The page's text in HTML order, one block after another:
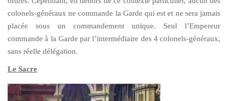
colonels-généraux ne commande la Garde qui est et ne sera jamais
placée sous un commandement unique. Seul l’Empereur
commande à la Garde par l’intermédiaire des 4 colonels-généraux,
sans réelle délégation.
Le Sacre